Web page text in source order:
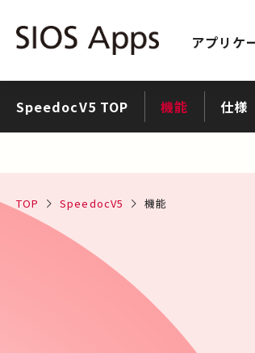
アプリケ
SpeedocV5 TOP 機能 仕様
TOP SpeedocV5 機能